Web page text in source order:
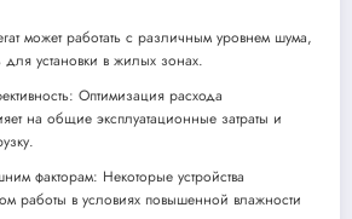
может работать с различным уровнем шума,
для установки в жилых зонах.
Оптимизация расхода
на общие эксплуатационные затраты и
факторам: Некоторые устройства
работы в условиях повышенной влажности